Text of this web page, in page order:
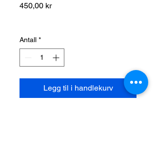
450,00 krPris
Antall *
Legg til i handlekurv